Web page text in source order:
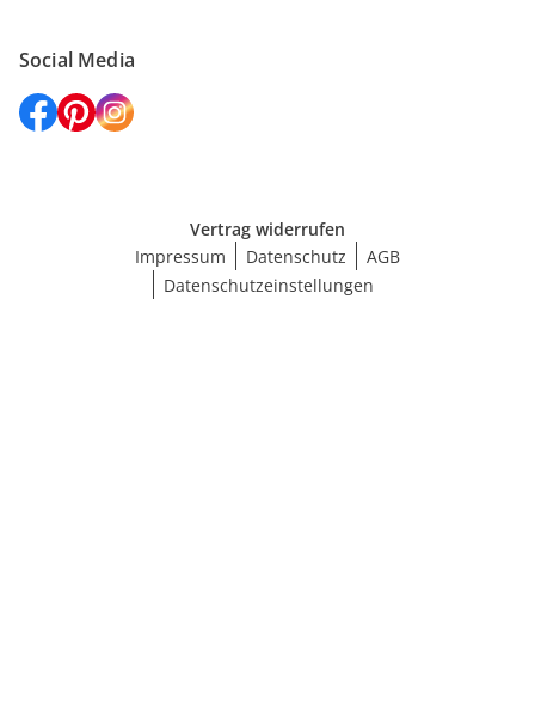
Social Media
Vertrag widerrufen
Impressum
Datenschutz
AGB
Datenschutzeinstellungen